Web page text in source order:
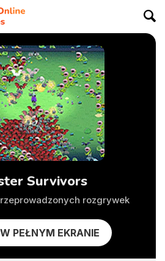
Survivors
rozgrywek
PEŁNYM EKRANIE